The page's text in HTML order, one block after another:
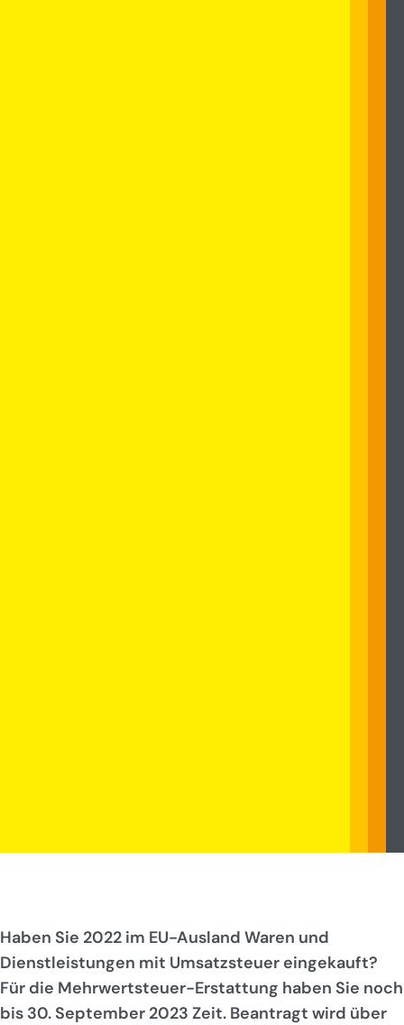
Haben Sie 2022 im EU-Ausland Waren und
Dienstleistungen mit Umsatzsteuer eingekauft?
Für die Mehrwertsteuer-Erstattung haben Sie noch
bis 30. September 2023 Zeit. Beantragt wird über